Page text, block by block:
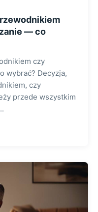
— co
czy
wybrać? Decyzja,
czy
przede wszystkim